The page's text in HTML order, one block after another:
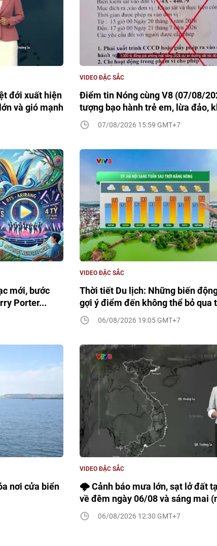
đới xuất hiện
và gió mạnh
Điểm tin Nóng cùng V8 (07/08/
tượng bạo hành trẻ em, lừa đảo,
VIDEO ĐẶC SẮC
07/08/2026 15:59 GMT+7
mới, bước
Porter...
Thời tiết Du lịch: Những biến
gợi ý điểm đến không thể bỏ qua
VIDEO ĐẶC SẮC
06/08/2026 19:05 GMT+7
nơi cửa biển
🌩️ Cảnh báo mưa lớn, sạt lở đất
về đêm ngày 06/08 và sáng mai
VIDEO ĐẶC SẮC
06/08/2026 12:30 GMT+7